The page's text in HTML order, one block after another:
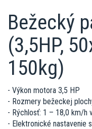
Bežecký
(3,5HP,
150kg)
- Výkon motora 3,5 HP
- Rozmery bežeckej
- Rýchlosť: 1 – 18,0 km/h
- Elektronické nastavenie